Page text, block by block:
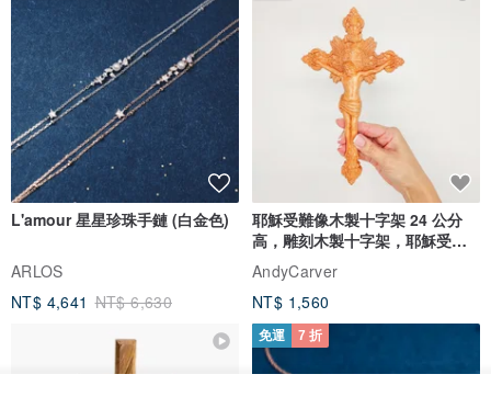
L'amour 星星珍珠手鏈 (白金色)
ARLOS
NT$ 4,641 NT$ 6,630
耶穌受難像木製十字架 24 公分
高，雕刻木製十字架，耶穌受難
像天主教十字架
AndyCarver
NT$ 1,560
免運 7 折